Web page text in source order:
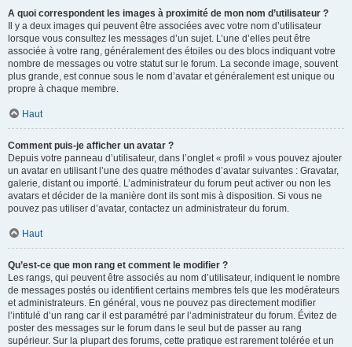
A quoi correspondent les images à proximité de mon nom d’utilisateur ?
Il y a deux images qui peuvent être associées avec votre nom d’utilisateur
lorsque vous consultez les messages d’un sujet. L’une d’elles peut être
associée à votre rang, généralement des étoiles ou des blocs indiquant votre
nombre de messages ou votre statut sur le forum. La seconde image, souvent
plus grande, est connue sous le nom d’avatar et généralement est unique ou
propre à chaque membre.
Haut
Comment puis-je afficher un avatar ?
Depuis votre panneau d’utilisateur, dans l’onglet « profil » vous pouvez ajouter
un avatar en utilisant l’une des quatre méthodes d’avatar suivantes : Gravatar,
galerie, distant ou importé. L’administrateur du forum peut activer ou non les
avatars et décider de la manière dont ils sont mis à disposition. Si vous ne
pouvez pas utiliser d’avatar, contactez un administrateur du forum.
Haut
Qu’est-ce que mon rang et comment le modifier ?
Les rangs, qui peuvent être associés au nom d’utilisateur, indiquent le nombre
de messages postés ou identifient certains membres tels que les modérateurs
et administrateurs. En général, vous ne pouvez pas directement modifier
l’intitulé d’un rang car il est paramétré par l’administrateur du forum. Évitez de
poster des messages sur le forum dans le seul but de passer au rang
supérieur. Sur la plupart des forums, cette pratique est rarement tolérée et un